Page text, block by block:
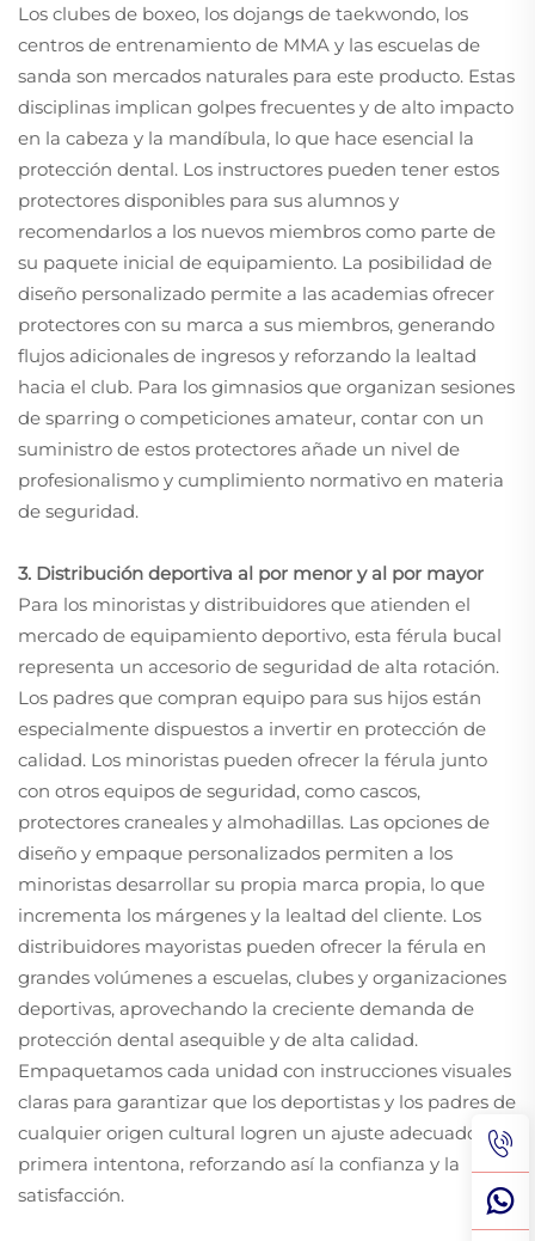
Los clubes de boxeo, los dojangs de taekwondo, los
centros de entrenamiento de MMA y las escuelas de
sanda son mercados naturales para este producto. Estas
disciplinas implican golpes frecuentes y de alto impacto
en la cabeza y la mandíbula, lo que hace esencial la
protección dental. Los instructores pueden tener estos
protectores disponibles para sus alumnos y
recomendarlos a los nuevos miembros como parte de
su paquete inicial de equipamiento. La posibilidad de
diseño personalizado permite a las academias ofrecer
protectores con su marca a sus miembros, generando
flujos adicionales de ingresos y reforzando la lealtad
hacia el club. Para los gimnasios que organizan sesiones
de sparring o competiciones amateur, contar con un
suministro de estos protectores añade un nivel de
profesionalismo y cumplimiento normativo en materia
de seguridad.
3. Distribución deportiva al por menor y al por mayor
Para los minoristas y distribuidores que atienden el
mercado de equipamiento deportivo, esta férula bucal
representa un accesorio de seguridad de alta rotación.
Los padres que compran equipo para sus hijos están
especialmente dispuestos a invertir en protección de
calidad. Los minoristas pueden ofrecer la férula junto
con otros equipos de seguridad, como cascos,
protectores craneales y almohadillas. Las opciones de
diseño y empaque personalizados permiten a los
minoristas desarrollar su propia marca propia, lo que
incrementa los márgenes y la lealtad del cliente. Los
distribuidores mayoristas pueden ofrecer la férula en
grandes volúmenes a escuelas, clubes y organizaciones
deportivas, aprovechando la creciente demanda de
protección dental asequible y de alta calidad.
Empaquetamos cada unidad con instrucciones visuales
claras para garantizar que los deportistas y los padres de
cualquier origen cultural logren un ajuste adecuado a la
primera intentona, reforzando así la confianza y la
satisfacción.